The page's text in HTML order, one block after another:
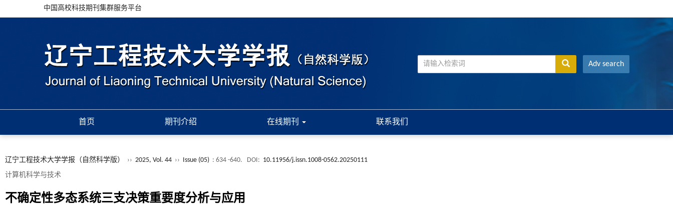
中国高校科技期刊集群服务平台
Adv search
首页 期刊介绍 在线期刊 联系我们
辽宁工程技术大学学报（自然科学版） ›› 2025, Vol. 44 ›› Issue (05) : 634 -640. DOI: 10.11956/j.issn.1008-0562.20250111
计算机科学与技术
不确定性多态系统三支决策重要度分析与应用